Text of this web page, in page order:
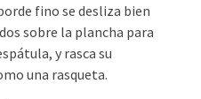
fino se desliza bien
sobre la plancha para
y rasca su
una rasqueta.